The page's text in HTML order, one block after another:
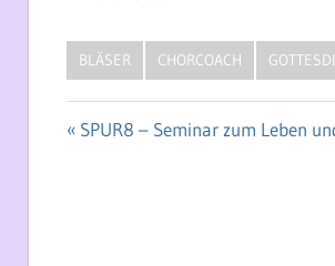
BLÄSER CHORCOACH
Vorheriger
SPUR8 – Seminar zum Leben